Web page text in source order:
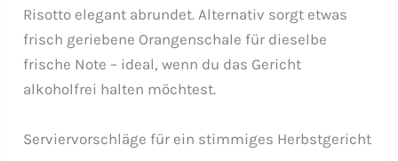
Risotto elegant abrundet. Alternativ sorgt etwas
frisch geriebene Orangenschale für dieselbe
frische Note – ideal, wenn du das Gericht
alkoholfrei halten möchtest.
Serviervorschläge für ein stimmiges Herbstgericht